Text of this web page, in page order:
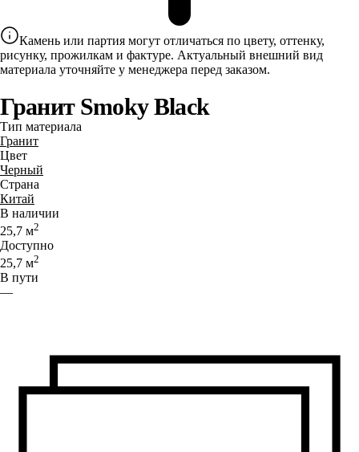
Камень или партия могут отличаться по цвету, оттенку,
рисунку, прожилкам и фактуре. Актуальный внешний вид
материала уточняйте у менеджера перед заказом.
Гранит Smoky Black
Тип материала
Гранит
Цвет
Черный
Страна
Китай
В наличии
25,7 м2
Доступно
25,7 м2
В пути
—